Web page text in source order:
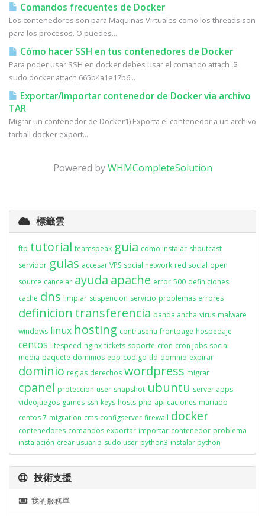
Comandos frecuentes de Docker
Los contenedores son para Maquinas Virtuales como los threads son
para los procesos. O puedes...
Cómo hacer SSH en tus contenedores de Docker
Para poder usar SSH en docker debes usar el comando attach $
sudo docker attach 665b4a1e17b6...
Exportar/Importar contenedor de Docker via archivo
TAR
Migrar un contenedor de Docker1) Exporta el contenedor a un archivo
tarball docker export...
Powered byWHMCompleteSolution
標籤雲
ftp tutorial teamspeak guia como instalar shoutcast
servidor guias accesar VPS social network red social open
source cancelar ayuda apache error 500 definiciones
cache dns limpiar suspencion servicio problemas errores
definicion transferencia banda ancha virus malware
windows linux hosting contraseña frontpage hospedaje
centos litespeed nginx tickets soporte cron cron jobs social
media paquete dominios epp codigo tld domnio expirar
dominio reglas derechos wordpress migrar
cpanel proteccion user snapshot ubuntu server apps
videojuegos games ssh keys hosts php aplicaciones mariadb
centos 7 migration cms configserver firewall docker
contenedores comandos exportar importar contenedor problema
instalación crear usuario sudo user python3 instalar python
技術支援
我的服務單